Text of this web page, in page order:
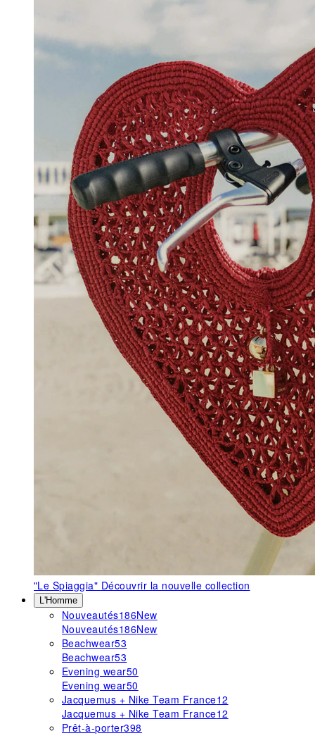
"Le Spiaggia" Découvrir la nouvelle collection
L'Homme
Nouveautés186New
Nouveautés186New
Beachwear53
Beachwear53
Evening wear50
Evening wear50
Jacquemus + Nike Team France12
Jacquemus + Nike Team France12
Prêt-à-porter398